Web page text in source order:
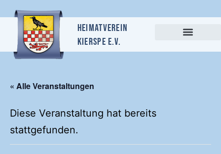
Heimatverein
Kierspe e.v.
« Alle Veranstaltungen
Diese Veranstaltung hat bereits
stattgefunden.